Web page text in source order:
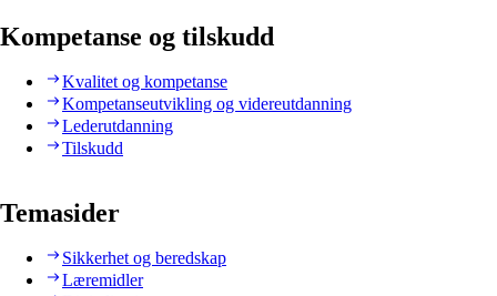
Kompetanse og tilskudd
Kvalitet og kompetanse
Kompetanseutvikling og videreutdanning
Lederutdanning
Tilskudd
Temasider
Sikkerhet og beredskap
Læremidler